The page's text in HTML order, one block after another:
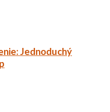
Jednoduchý